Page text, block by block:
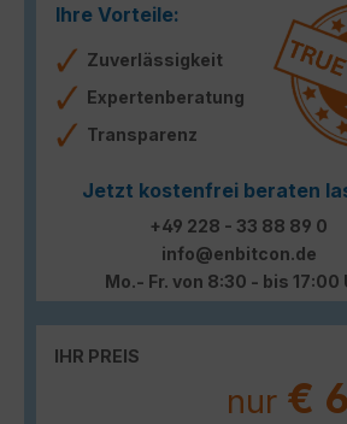
Ihre Vorteile:
Zuverlässigkeit
Expertenberatung
Transparenz
Jetzt kostenfrei beraten
+49 228 - 33 88 89 0
info@enbitcon.de
Mo.- Fr. von 8:30 - bis 17:00
IHR PREIS
nur €